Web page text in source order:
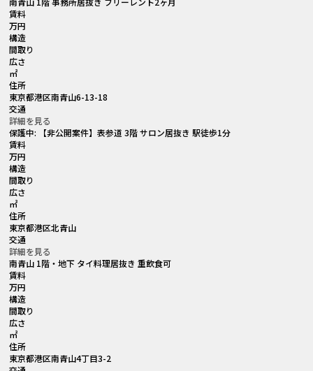
賃料
万円
構造
間取り
広さ
㎡
住所
東京都港区南青山6-13-18
交通
詳細を見る
保護中: 【非公開案件】表参道 3階 サロン居抜き 駅徒歩1分
賃料
万円
構造
間取り
広さ
㎡
住所
東京都港区北青山
交通
詳細を見る
南青山 1階・地下 タイ料理居抜き 重飲食可
賃料
万円
構造
間取り
広さ
㎡
住所
東京都港区南青山4丁目3-2